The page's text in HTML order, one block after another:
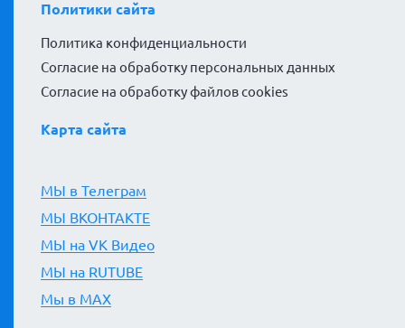
Политики сайта
Политика конфиденциальности
Согласие на обработку персональных данных
Согласие на обработку файлов cookies
Карта сайта
МЫ в Телеграм
МЫ ВКОНТАКТЕ
МЫ на VK Видео
МЫ на RUTUBE
Мы в MAX